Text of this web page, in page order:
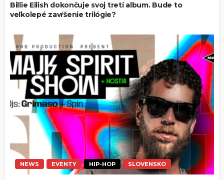
Billie Eilish dokončuje svoj tretí album. Bude to
veľkolepé zavŕšenie trilógie?
NEWS EVENTY HIP-HOP SLOVENSKO